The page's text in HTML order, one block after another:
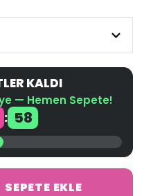
KALDI
— Hemen Sepete!
: 58
SEPETE EKLE